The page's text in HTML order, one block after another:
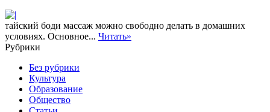
тайский боди массаж можно свободно делать в домашних
условиях. Основное... Читать»
Рубрики
Без рубрики
Культура
Образование
Общество